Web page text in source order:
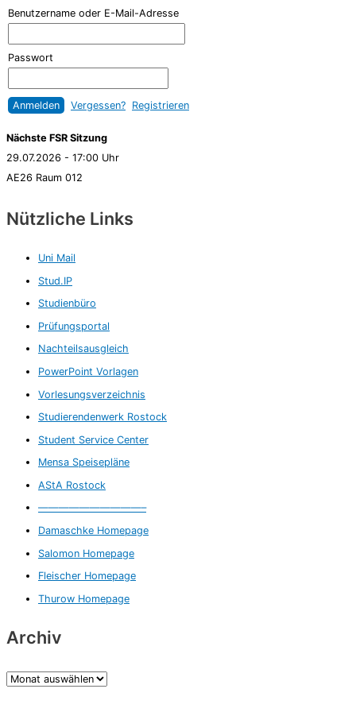
Benutzername oder E-Mail-Adresse
Passwort
Vergessen? Registrieren
Nächste FSR Sitzung
29.07.2026 - 17:00 Uhr
AE26 Raum 012
Nützliche Links
Uni Mail
Stud.IP
Studienbüro
Prüfungsportal
Nachteilsausgleich
PowerPoint Vorlagen
Vorlesungsverzeichnis
Studierendenwerk Rostock
Student Service Center
Mensa Speisepläne
AStA Rostock
——————————–
Damaschke Homepage
Salomon Homepage
Fleischer Homepage
Thurow Homepage
Archiv
A